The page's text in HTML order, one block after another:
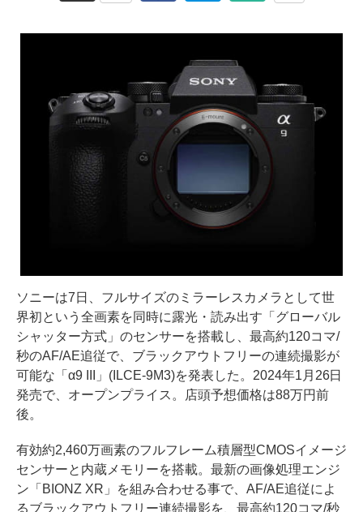
ソニーは7日、フルサイズのミラーレスカメラとして世
界初という全画素を同時に露光・読み出す「グローバル
シャッター方式」のセンサーを搭載し、最高約120コマ/
秒のAF/AE追従で、ブラックアウトフリーの連続撮影が
可能な「α9 III」(ILCE-9M3)を発表した。2024年1月26日
発売で、オープンプライス。店頭予想価格は88万円前
後。
有効約2,460万画素のフルフレーム積層型CMOSイメージ
センサーと内蔵メモリーを搭載。最新の画像処理エンジ
ン「BIONZ XR」を組み合わせる事で、AF/AE追従によ
るブラックアウトフリー連続撮影を、最高約120コマ/秒